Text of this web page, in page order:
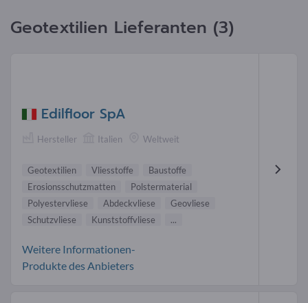
Geotextilien Lieferanten (3)
Edilfloor SpA
Hersteller Italien Weltweit
Geotextilien Vliesstoffe
Baustoffe
Erosionsschutzmatten
Polstermaterial
Polyestervliese
Abdeckvliese
Geovliese
Schutzvliese
Kunststoffvliese ...
Weitere Informationen-
Produkte des Anbieters